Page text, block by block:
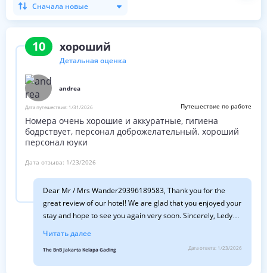
Сначала новые
10 хороший
Детальная оценка
andrea
Дата путешествия: 1/31/2026 Путешествие по работе
Номера очень хорошие и аккуратные, гигиена
бодрствует, персонал доброжелательный. хороший
персонал юуки
Дата отзыва: 1/23/2026
Dear Mr / Mrs Wander29396189583, Thank you for the
great review of our hotel! We are glad that you enjoyed your
stay and hope to see you again very soon. Sincerely, Ledya
Читать далее
The BnB Jakarta Kelapa Gading Дата ответа: 1/23/2026